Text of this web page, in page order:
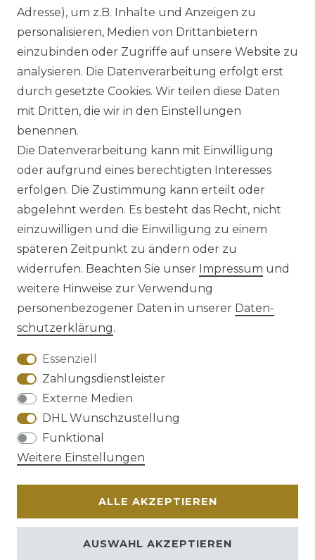
Ähnlicher Artikel
Artikelpaket :
UVP 59,95 €
ab 58,95 € *
Impressum Daten­schutz­erklärung
AGB Barrierefreiheitserklärung
Widerrufs­recht
Adresse), um z.B. Inhalte und Anzeigen zu
personalisieren, Medien von Drittanbietern
einzubinden oder Zugriffe auf unsere Website zu
analysieren. Die Datenverarbeitung erfolgt erst
durch gesetzte Cookies. Wir teilen diese Daten
mit Dritten, die wir in den Einstellungen
benennen.
Die Datenverarbeitung kann mit Einwilligung
oder aufgrund eines berechtigten Interesses
erfolgen. Die Zustimmung kann erteilt oder
abgelehnt werden. Es besteht das Recht, nicht
einzuwilligen und die Einwilligung zu einem
späteren Zeitpunkt zu ändern oder zu
widerrufen. Beachten Sie unser Impressum und
weitere Hinweise zur Verwendung
personenbezogener Daten in unserer Daten­
schutz­erklärung.
Essenziell
Zahlungsdienstleister
Externe Medien
DHL Wunschzustellung
Funktional
Weitere Einstellungen
ALLE AKZEPTIEREN
AUSWAHL AKZEPTIEREN